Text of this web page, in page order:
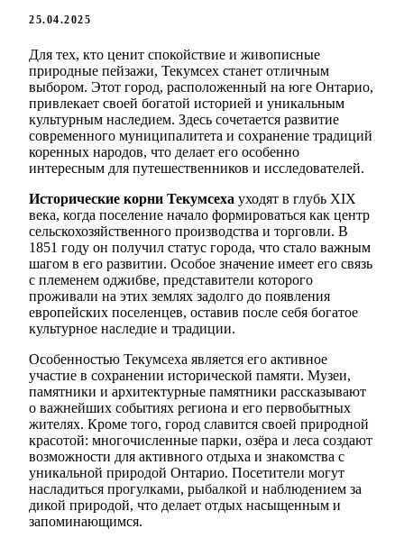
25.04.2025
Для тех, кто ценит спокойствие и живописные
природные пейзажи, Текумсех станет отличным
выбором. Этот город, расположенный на юге Онтарио,
привлекает своей богатой историей и уникальным
культурным наследием. Здесь сочетается развитие
современного муниципалитета и сохранение традиций
коренных народов, что делает его особенно
интересным для путешественников и исследователей.
Исторические корни Текумсеха уходят в глубь XIX
века, когда поселение начало формироваться как центр
сельскохозяйственного производства и торговли. В
1851 году он получил статус города, что стало важным
шагом в его развитии. Особое значение имеет его связь
с племенем оджибве, представители которого
проживали на этих землях задолго до появления
европейских поселенцев, оставив после себя богатое
культурное наследие и традиции.
Особенностью Текумсеха является его активное
участие в сохранении исторической памяти. Музеи,
памятники и архитектурные памятники рассказывают
о важнейших событиях региона и его первобытных
жителях. Кроме того, город славится своей природной
красотой: многочисленные парки, озёра и леса создают
возможности для активного отдыха и знакомства с
уникальной природой Онтарио. Посетители могут
насладиться прогулками, рыбалкой и наблюдением за
дикой природой, что делает отдых насыщенным и
запоминающимся.